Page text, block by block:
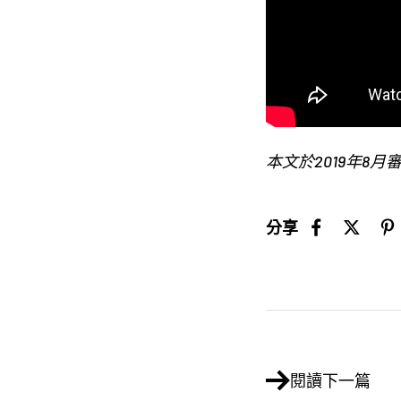
本文於2019年8月
分享
閱讀下一篇